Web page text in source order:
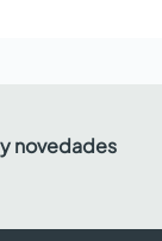
novedades